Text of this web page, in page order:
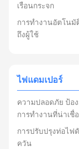
เครื่องปรับอากาศ
พัดลมขนาดสูงอุต
พัดลมเย็นอุตสาหก
ผนังแผ่นระบายค
เรือนกระจก
การทํางานอัตโนมั
ถึงผู้ใช้
ไฟแดมเปอร์
ความปลอดภัย ป้อ
การทํางานที่น่าเชื่
การปรับปรุงท่อไฟ
ควัน
รดําเนินงานของสิ่ง
จําหน่ายอุปกรณ์สิ่ง
มุ่งมั่นในการให้บริก
สําคัญต่อประสิทธิภ
มิตรต่อสิ่งแวดล้อม
วิทยาศาสตร์ในการวิ
สนับสนุนก่อนการขา
สินค้าของเราถูกใช้